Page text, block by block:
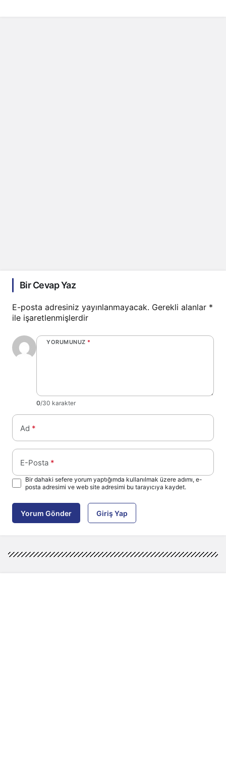
Bir Cevap Yaz
E-posta adresiniz yayınlanmayacak. Gerekli alanlar *
ile işaretlenmişlerdir
YORUMUNUZ *
0/30 karakter
Ad *
E-Posta *
Bir dahaki sefere yorum yaptığımda kullanılmak üzere adımı, e-
posta adresimi ve web site adresimi bu tarayıcıya kaydet.
Yorum Gönder Giriş Yap